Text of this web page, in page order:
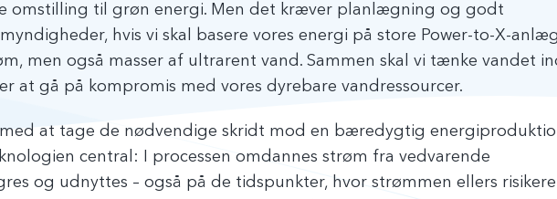
omstilling til grøn energi. Men det kræver planlægning og godt
hvis vi skal basere vores energi på store Power-to-X-
men også masser af ultrarent vand. Sammen skal vi tænke vandet
at gå på kompromis med vores dyrebare vandressourcer.
at tage de nødvendige skridt mod en bæredygtig
central: I processen omdannes strøm fra vedvarende
og udnyttes – også på de tidspunkter, hvor strømmen ellers